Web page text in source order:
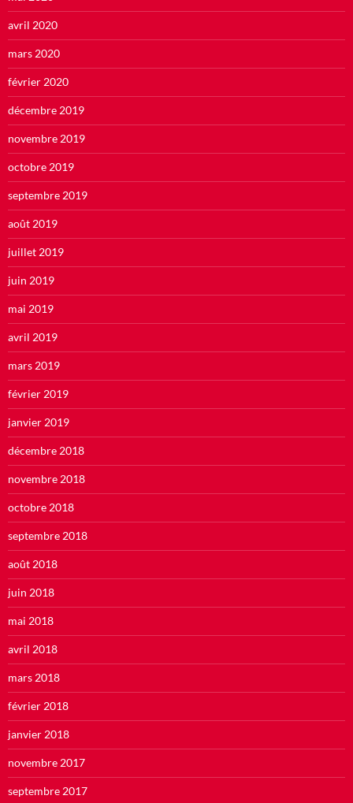
avril 2020
mars 2020
février 2020
décembre 2019
novembre 2019
octobre 2019
septembre 2019
août 2019
juillet 2019
juin 2019
mai 2019
avril 2019
mars 2019
février 2019
janvier 2019
décembre 2018
novembre 2018
octobre 2018
septembre 2018
août 2018
juin 2018
mai 2018
avril 2018
mars 2018
février 2018
janvier 2018
novembre 2017
septembre 2017